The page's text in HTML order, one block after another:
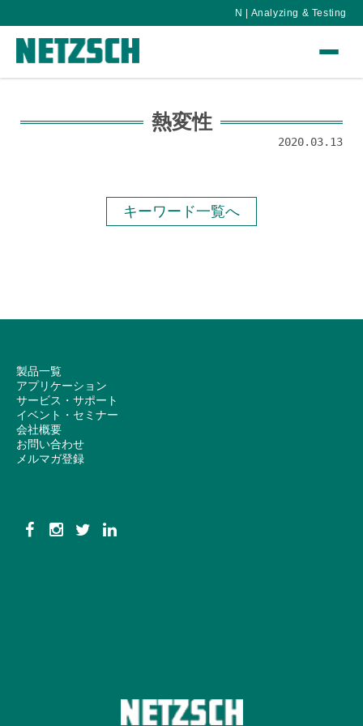
N | Analyzing & Testing
熱変性
2020.03.13
キーワード一覧へ
製品一覧
アプリケーション
サービス・サポート
イベント・セミナー
会社概要
お問い合わせ
メルマガ登録